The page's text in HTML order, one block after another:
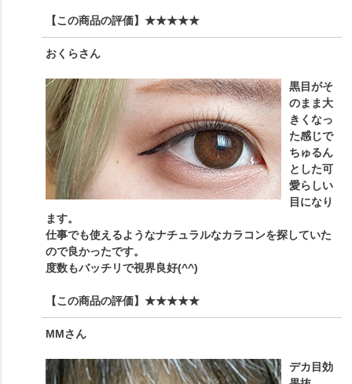
【この商品の評価】 ★★★★★
おくらさん
黒目がそ
のまま大
きくなっ
た感じで
ちゅるん
とした可
愛らしい
目になり
ます。
仕事でも使えるようなナチュラルなカラコンを探していた
ので良かったです。
度数もバッチリで視界良好(^^)
【この商品の評価】 ★★★★★
MMさん
デカ目効